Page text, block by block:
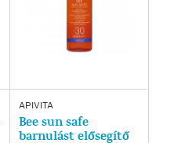
APIVITA
Bee sun safe
barnulást elősegítő